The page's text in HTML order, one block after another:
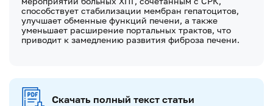
способствует стабилизации мембран гепатоцитов,
улучшает обменные функций печени, а также
уменьшает расширение портальных трактов, что
приводит к замедлению развития фиброза печени.
Скачать полный текст статьи